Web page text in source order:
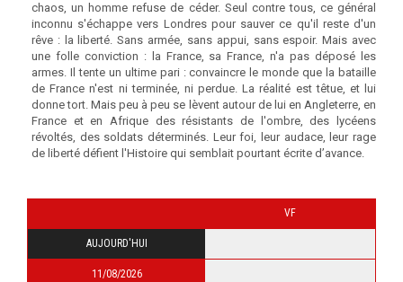
chaos, un homme refuse de céder. Seul contre tous, ce général
inconnu s'échappe vers Londres pour sauver ce qu'il reste d'un
rêve : la liberté. Sans armée, sans appui, sans espoir. Mais avec
une folle conviction : la France, sa France, n'a pas déposé les
armes. Il tente un ultime pari : convaincre le monde que la bataille
de France n'est ni terminée, ni perdue. La réalité est têtue, et lui
donne tort. Mais peu à peu se lèvent autour de lui en Angleterre, en
France et en Afrique des résistants de l'ombre, des lycéens
révoltés, des soldats déterminés. Leur foi, leur audace, leur rage
de liberté défient l'Histoire qui semblait pourtant écrite d’avance.
VF
AUJOURD'HUI
11/08/2026